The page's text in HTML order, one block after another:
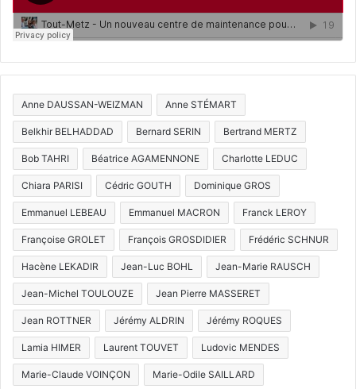
Anne DAUSSAN-WEIZMAN Anne STÉMART
Belkhir BELHADDAD Bernard SERIN Bertrand MERTZ
Bob TAHRI Béatrice AGAMENNONE Charlotte LEDUC
Chiara PARISI Cédric GOUTH Dominique GROS
Emmanuel LEBEAU Emmanuel MACRON Franck LEROY
Françoise GROLET François GROSDIDIER Frédéric SCHNUR
Hacène LEKADIR Jean-Luc BOHL Jean-Marie RAUSCH
Jean-Michel TOULOUZE Jean Pierre MASSERET
Jean ROTTNER Jérémy ALDRIN Jérémy ROQUES
Lamia HIMER Laurent TOUVET Ludovic MENDES
Marie-Claude VOINÇON Marie-Odile SAILLARD